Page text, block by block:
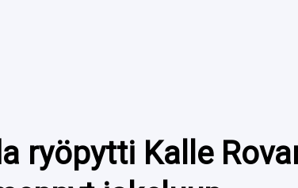
ryöpytti Kalle